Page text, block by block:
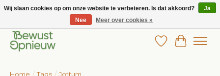
Wij bieden het grootste aanbod in betaalbare kinderkleding!
Verlanglijst
Home / Tags / Jottum
Wij slaan cookies op om onze website te verbeteren. Is dat akkoord?
Ja
Nee
Meer over cookies »